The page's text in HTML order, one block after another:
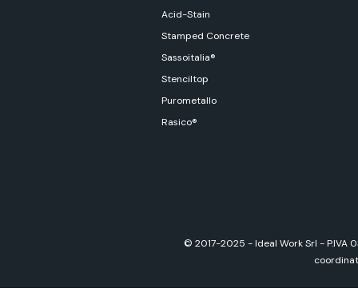
Acid-Stain
Stamped Concrete
Sassoitalia®
Stenciltop
Purometallo
Rasico®
© 2017-2025 - Ideal Work Srl - P.IVA